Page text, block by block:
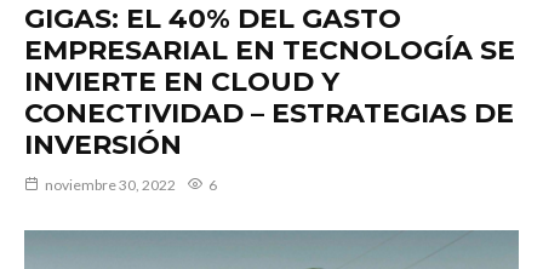
GIGAS: EL 40% DEL GASTO
EMPRESARIAL EN TECNOLOGÍA SE
INVIERTE EN CLOUD Y
CONECTIVIDAD – ESTRATEGIAS DE
INVERSIÓN
noviembre 30, 2022 6